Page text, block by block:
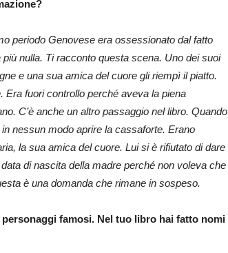
periodo Genovese era ossessionato dal fatto
nulla. Ti racconto questa scena. Uno dei suoi
e una sua amica del cuore gli riempì il piatto.
fuori controllo perché aveva la piena
C’è anche un altro passaggio nel libro. Quando
nessun modo aprire la cassaforte. Erano
la sua amica del cuore. Lui si è rifiutato di dare
di nascita della madre perché non voleva che
è una domanda che rimane in sospeso.
famosi. Nel tuo libro hai fatto nomi